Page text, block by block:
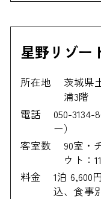
星野リゾー
所在地
茨城県
浦3階
電話
050-
ー）
客室数
90室・
ウト：
料金
1泊 6,600
込、食事